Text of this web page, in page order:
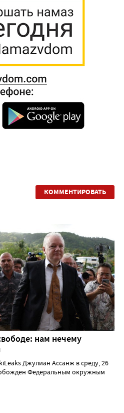
КОММЕНТИРОВАТЬ
нам нечему
Джулиан Ассанж в среду, 26
Федеральным окружным